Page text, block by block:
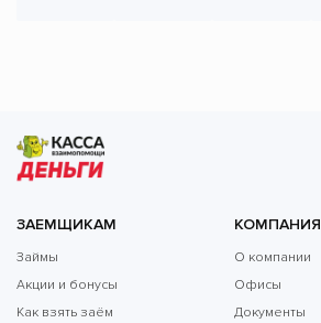
ЗАЕМЩИКАМ
Займы
Акции и бонусы
Как взять заём
КОМПАНИЯ
О компании
Офисы
Документы